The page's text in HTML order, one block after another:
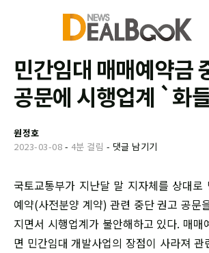
민간임대 매매예약금
공문에 시행업계 `화
원정호
2023-03-08 - 4분 걸림 - 댓글 남기기
국토교통부가 지난달 말 지자체를 상대로
예약(사전분양 계약) 관련 중단 권고 공문
지면서 시행업계가 불안해하고 있다. 매매
면 민간임대 개발사업의 장점이 사라져 관